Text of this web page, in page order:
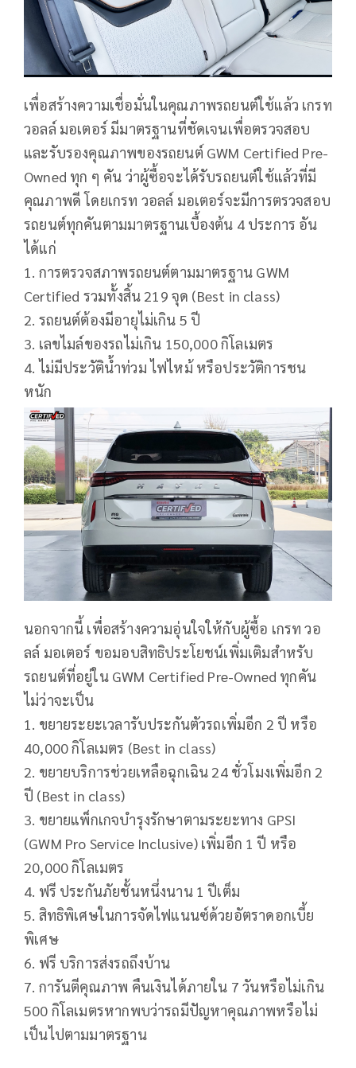
เพื่อสร้างความเชื่อมั่นในคุณภาพรถยนต์ใช้แล้ว เกรท
วอลล์ มอเตอร์ มีมาตรฐานที่ชัดเจนเพื่อตรวจสอบ
และรับรองคุณภาพของรถยนต์ GWM Certified Pre-
Owned ทุก ๆ คัน ว่าผู้ซื้อจะได้รับรถยนต์ใช้แล้วที่มี
คุณภาพดี โดยเกรท วอลล์ มอเตอร์จะมีการตรวจสอบ
รถยนต์ทุกคันตามมาตรฐานเบื้องต้น 4 ประการ อัน
ได้แก่
1. การตรวจสภาพรถยนต์ตามมาตรฐาน GWM
Certified รวมทั้งสิ้น 219 จุด (Best in class)
2. รถยนต์ต้องมีอายุไม่เกิน 5 ปี
3. เลขไมล์ของรถไม่เกิน 150,000 กิโลเมตร
4. ไม่มีประวัติน้ำท่วม ไฟไหม้ หรือประวัติการชน
หนัก
นอกจากนี้ เพื่อสร้างความอุ่นใจให้กับผู้ซื้อ เกรท วอ
ลล์ มอเตอร์ ขอมอบสิทธิประโยชน์เพิ่มเติมสำหรับ
รถยนต์ที่อยู่ใน GWM Certified Pre-Owned ทุกคัน
ไม่ว่าจะเป็น
1. ขยายระยะเวลารับประกันตัวรถเพิ่มอีก 2 ปี หรือ
40,000 กิโลเมตร (Best in class)
2. ขยายบริการช่วยเหลือฉุกเฉิน 24 ชั่วโมงเพิ่มอีก 2
ปี (Best in class)
3. ขยายแพ็กเกจบำรุงรักษาตามระยะทาง GPSI
(GWM Pro Service Inclusive) เพิ่มอีก 1 ปี หรือ
20,000 กิโลเมตร
4. ฟรี ประกันภัยชั้นหนึ่งนาน 1 ปีเต็ม
5. สิทธิพิเศษในการจัดไฟแนนซ์ด้วยอัตราดอกเบี้ย
พิเศษ
6. ฟรี บริการส่งรถถึงบ้าน
7. การันตีคุณภาพ คืนเงินได้ภายใน 7 วันหรือไม่เกิน
500 กิโลเมตรหากพบว่ารถมีปัญหาคุณภาพหรือไม่
เป็นไปตามมาตรฐาน